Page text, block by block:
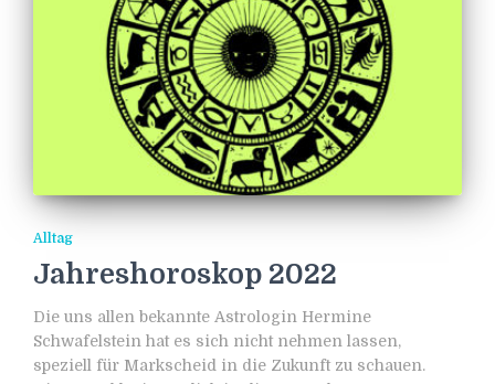
Alltag
Jahreshoroskop 2022
Die uns allen bekannte Astrologin Hermine
Schwafelstein hat es sich nicht nehmen lassen,
speziell für Markscheid in die Zukunft zu schauen.